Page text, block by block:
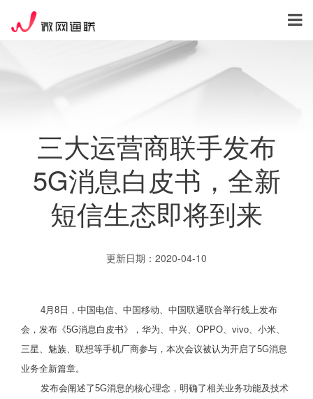
三大运营商联手发布
5G消息白皮书，全新
短信生态即将到来
更新日期：2020-04-10
4月8日，中国电信、中国移动、中国联通联合举行线上发布
会，发布《5G消息白皮书》，华为、中兴、OPPO、vivo、小米、
三星、魅族、联想等手机厂商参与，本次会议被认为开启了5G消息
业务全新篇章。
发布会阐述了5G消息的核心理念，明确了相关业务功能及技术